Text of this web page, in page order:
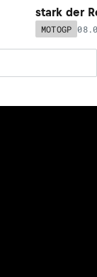
stark der
MOTOGP